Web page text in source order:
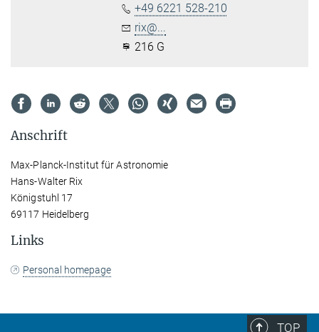
+49 6221 528-210
rix@...
216 G
Anschrift
Max-Planck-Institut für Astronomie
Hans-Walter Rix
Königstuhl 17
69117 Heidelberg
Links
Personal homepage
TOP